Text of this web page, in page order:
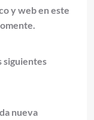
y web en este
siguientes
nueva